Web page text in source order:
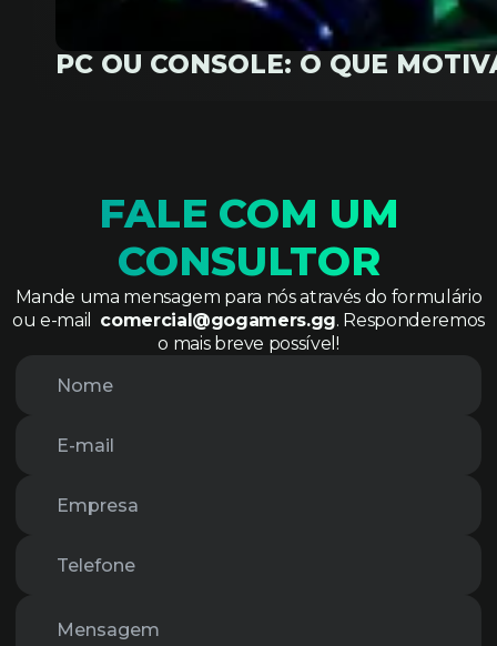
PC OU CONSOLE: O QUE
FALE COM UM
CONSULTOR
Mande uma mensagem para nós através do formulário
ou e-mail comercial@gogamers.gg. Responderemos
o mais breve possível!